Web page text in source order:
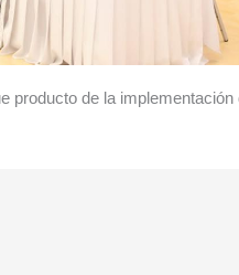
producto de la